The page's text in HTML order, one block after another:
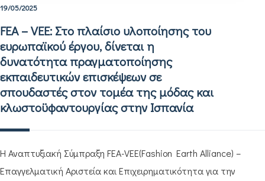
19/05/2025
FEA – VEE: Στο πλαίσιο υλοποίησης του
ευρωπαϊκού έργου, δίνεται η
δυνατότητα πραγματοποίησης
εκπαιδευτικών επισκέψεων σε
σπουδαστές στον τομέα της μόδας και
κλωστοϋφαντουργίας στην Ισπανία
Η Αναπτυξιακή Σύμπραξη FEA-VEE(Fashion Earth Alliance) –
Επαγγελματική Αριστεία και Επιχειρηματικότητα για την